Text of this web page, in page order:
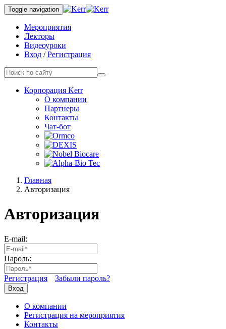
Toggle navigation
Мероприятия
Лекторы
Видеоуроки
Вход /Регистрация
Корпорация Kerr
О компании
Партнеры
Контакты
Чат-бот
Главная
Авторизация
Авторизация
E-mail:
Пароль:
Регистрация Забыли пароль?
Вход
О компании
Регистрация на мероприятия
Контакты